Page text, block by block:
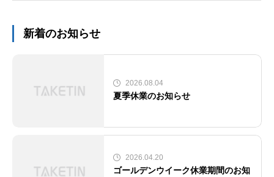
新着のお知らせ
2026.08.04
夏季休業のお知らせ
2026.04.20
ゴールデンウイーク休業期間のお知